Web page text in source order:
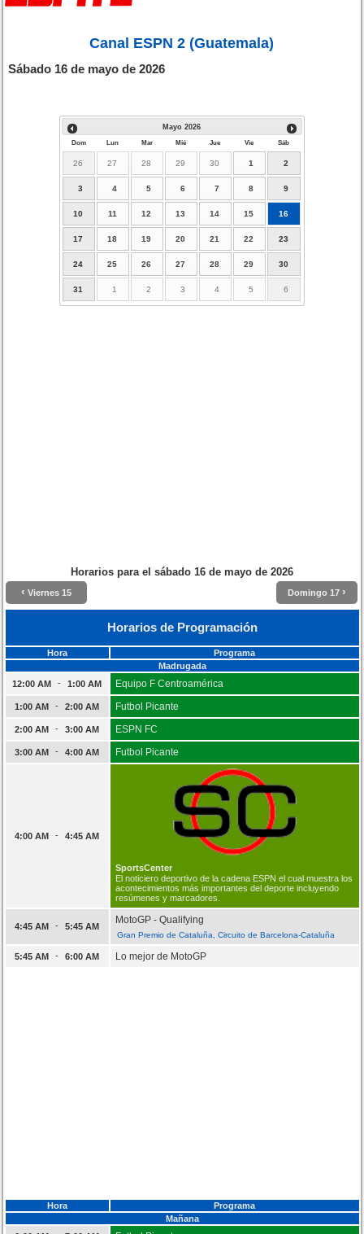
Canal ESPN 2 (Guatemala)
Sábado 16 de mayo de 2026
Mayo 2026
Dom Lun Mar Mié Jue Vie Sáb
26 27 28 29 30 1 2
3 4 5 6 7 8 9
10 11 12 13 14 15 16
17 18 19 20 21 22 23
24 25 26 27 28 29 30
31 1 2 3 4 5 6
Horarios para el sábado 16 de mayo de 2026
‹ Viernes 15 Domingo 17 ›
Horarios de Programación
Hora
Programa
Madrugada
12:00 AM
- 1:00 AM Equipo F Centroamérica
1:00 AM - 2:00 AM Futbol Picante
2:00 AM - 3:00 AM ESPN FC
3:00 AM - 4:00 AM Futbol Picante
4:00 AM - 4:45 AM
SportsCenter
El noticiero deportivo de la cadena ESPN el cual muestra los
acontecimientos más importantes del deporte incluyendo
resúmenes y marcadores.
4:45 AM - 5:45 AM
MotoGP - Qualifying
Gran Premio de Cataluña, Circuito de Barcelona-Cataluña
5:45 AM - 6:00 AM Lo mejor de MotoGP
Hora
Programa
Mañana